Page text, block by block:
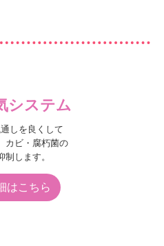
システム
しを良くして
カビ・腐朽菌の
制します。
はこちら